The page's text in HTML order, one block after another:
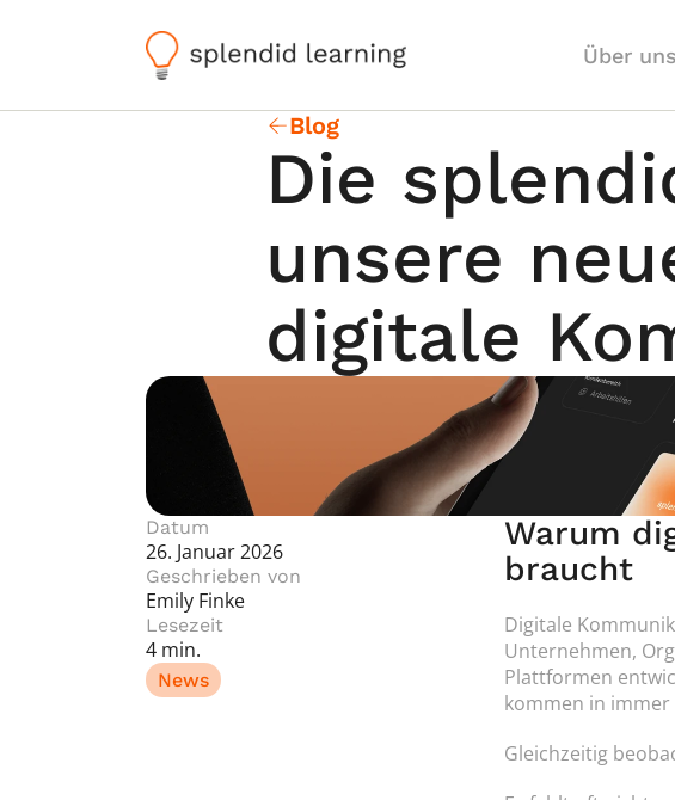
Über uns
Blog
Die
unsere
digitale
Datum
26. Januar 2026
Geschrieben von
Emily Finke
Lesezeit
4 min.
News
Warum
braucht
Digitale
Unternehmen,
Plattformen
kommen in
Gleichzeitig